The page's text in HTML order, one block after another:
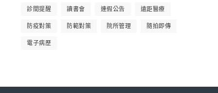
診間提醒 讀書會 連假公告 遠距醫療
防疫對策 防範對策 院所管理 隨拍即傳
電子病歷